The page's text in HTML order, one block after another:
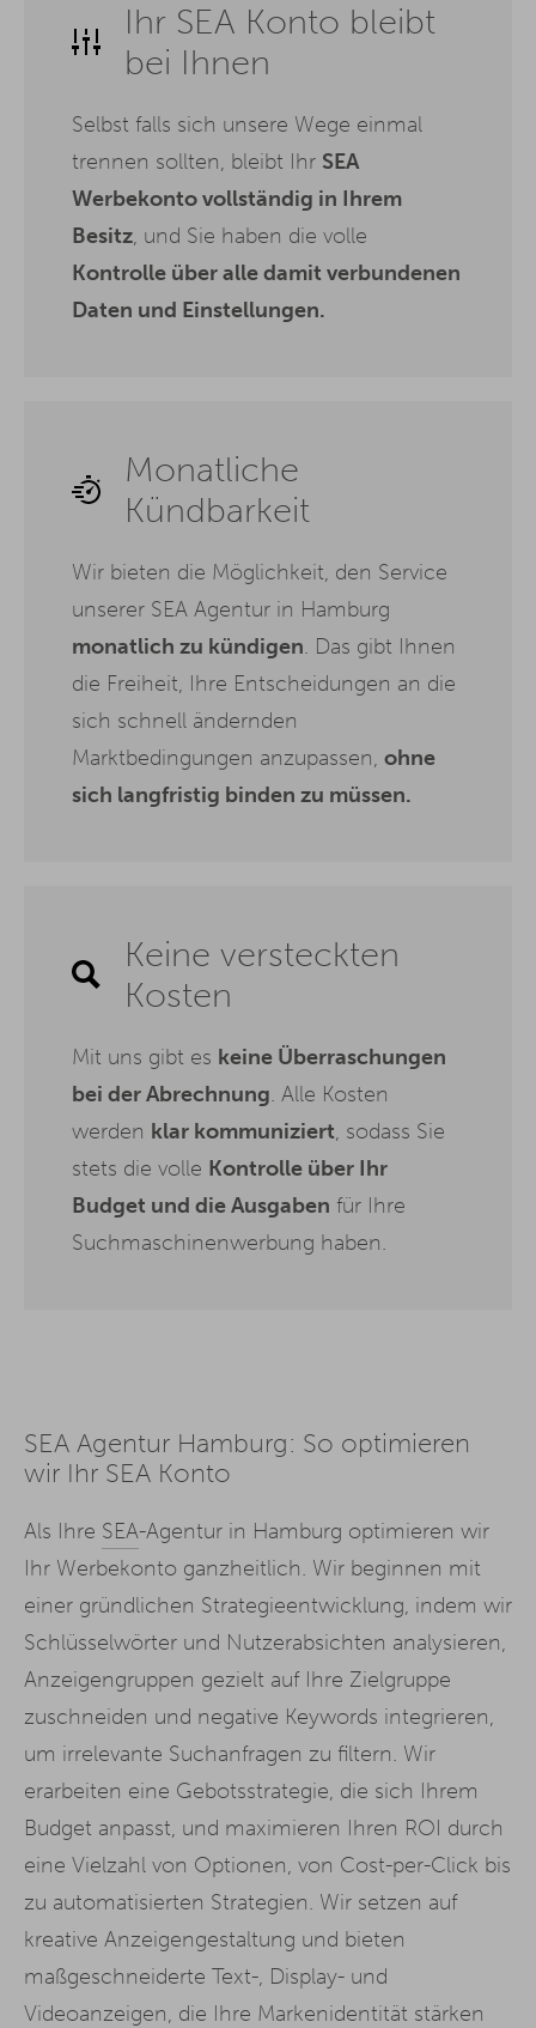
Ihr SEA Konto bleibt
bei Ihnen
Selbst falls sich unsere Wege einmal
trennen sollten, bleibt Ihr SEA
Werbekonto vollständig in Ihrem
Besitz, und Sie haben die volle
Kontrolle über alle damit verbundenen
Daten und Einstellungen.
Monatliche
Kündbarkeit
Wir bieten die Möglichkeit, den Service
unserer SEA Agentur in Hamburg
monatlich zu kündigen. Das gibt Ihnen
die Freiheit, Ihre Entscheidungen an die
sich schnell ändernden
Marktbedingungen anzupassen, ohne
sich langfristig binden zu müssen.
Keine versteckten
Kosten
Mit uns gibt es keine Überraschungen
bei der Abrechnung. Alle Kosten
werden klar kommuniziert, sodass Sie
stets die volle Kontrolle über Ihr
Budget und die Ausgaben für Ihre
Suchmaschinenwerbung haben.
SEA Agentur Hamburg: So optimieren
wir Ihr SEA Konto
Als Ihre SEA-Agentur in Hamburg optimieren wir
Ihr Werbekonto ganzheitlich. Wir beginnen mit
einer gründlichen Strategieentwicklung, indem wir
Schlüsselwörter und Nutzerabsichten analysieren,
Anzeigengruppen gezielt auf Ihre Zielgruppe
zuschneiden und negative Keywords integrieren,
um irrelevante Suchanfragen zu filtern. Wir
erarbeiten eine Gebotsstrategie, die sich Ihrem
Budget anpasst, und maximieren Ihren ROI durch
eine Vielzahl von Optionen, von Cost-per-Click bis
zu automatisierten Strategien. Wir setzen auf
kreative Anzeigengestaltung und bieten
maßgeschneiderte Text-, Display- und
Videoanzeigen, die Ihre Markenidentität stärken